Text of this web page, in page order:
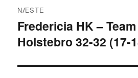
NÆSTE
Næste
indlæg:
Fredericia HK –
Holstebro 32-32 (17-